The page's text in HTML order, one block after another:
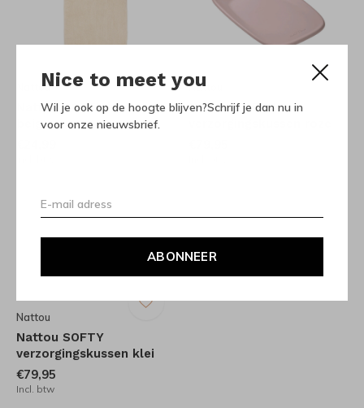
Nice to meet you
Wil je ook op de hoogte blijven?Schrijf je dan nu in
voor onze nieuwsbrief.
ABONNEER
Nattou
Nattou SOFTY kussen
beige
Nattou
Nattou SOFTY
Nattou
Nattou SOFTY
verzorgingskussen klei
€79,95
Incl. btw